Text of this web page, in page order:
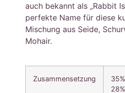
auch bekannt als „Rabbit
perfekte Name für diese
Mischung aus Seide,
Mohair.
Zusammensetzung